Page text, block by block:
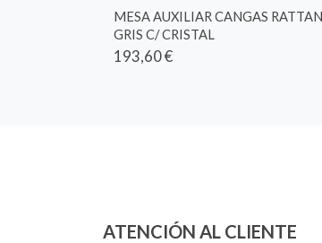
MESA AUXILIAR CANGAS RATTAN
GRIS C/ CRISTAL
193,60 €
ATENCIÓN AL CLIENTE